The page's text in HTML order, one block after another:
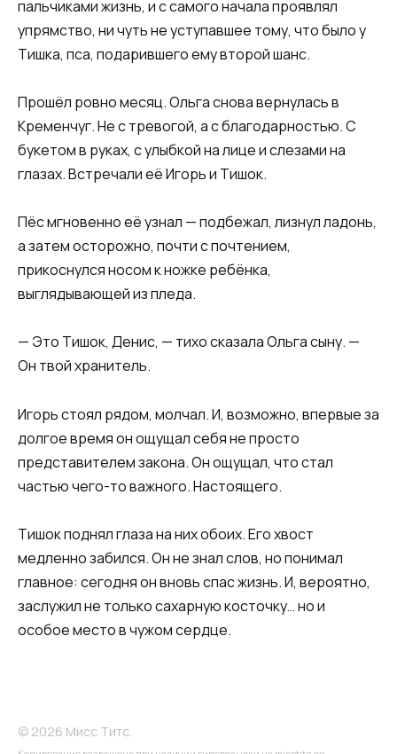
пальчиками жизнь, и с самого начала проявлял
упрямство, ни чуть не уступавшее тому, что было у
Тишка, пса, подарившего ему второй шанс.
Прошёл ровно месяц. Ольга снова вернулась в
Кременчуг. Не с тревогой, а с благодарностью. С
букетом в руках, с улыбкой на лице и слезами на
глазах. Встречали её Игорь и Тишок.
Пёс мгновенно её узнал — подбежал, лизнул ладонь,
а затем осторожно, почти с почтением,
прикоснулся носом к ножке ребёнка,
выглядывающей из пледа.
— Это Тишок, Денис, — тихо сказала Ольга сыну. —
Он твой хранитель.
Игорь стоял рядом, молчал. И, возможно, впервые за
долгое время он ощущал себя не просто
представителем закона. Он ощущал, что стал
частью чего-то важного. Настоящего.
Тишок поднял глаза на них обоих. Его хвост
медленно забился. Он не знал слов, но понимал
главное: сегодня он вновь спас жизнь. И, вероятно,
заслужил не только сахарную косточку… но и
особое место в чужом сердце.
© 2026 Мисс Титс.